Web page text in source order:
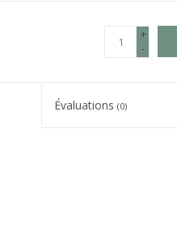
+
-
Évaluations(0)